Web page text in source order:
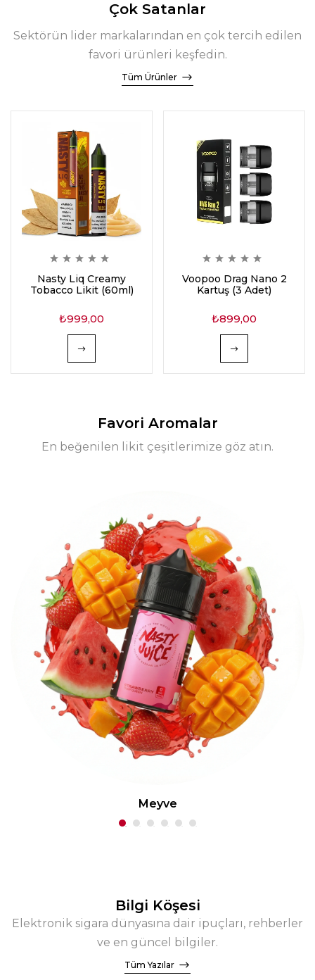
Çok Satanlar
Sektörün lider markalarından en çok tercih edilen
favori ürünleri keşfedin.
Tüm Ürünler
Nasty Liq Creamy
Tobacco Likit (60ml)
₺999,00
Voopoo Drag Nano 2
Kartuş (3 Adet)
₺899,00
Favori Aromalar
En beğenilen likit çeşitlerimize göz atın.
Meyve
Bilgi Köşesi
Elektronik sigara dünyasına dair ipuçları, rehberler
ve en güncel bilgiler.
Tüm Yazılar